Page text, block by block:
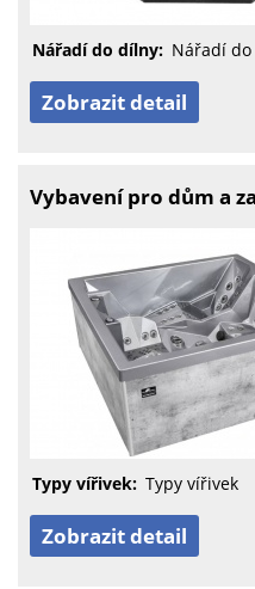
Nářadí do dílny: Nářadí
Zobrazit detail
Vybavení pro dům a
Typy vířivek: Typy vířivek
Zobrazit detail